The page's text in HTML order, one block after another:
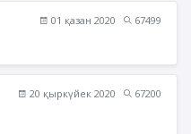
01 қазан 2020
67499
20 қыркүйек 2020
67200